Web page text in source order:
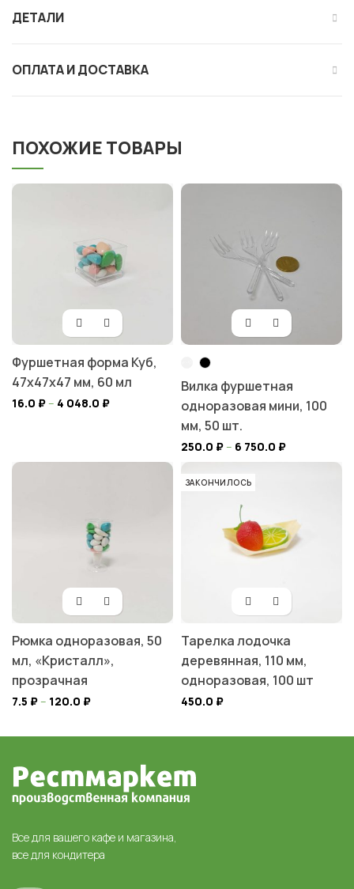
ДЕТАЛИ
ОПЛАТА И ДОСТАВКА
ПОХОЖИЕ ТОВАРЫ
Фуршетная форма Куб,
47x47x47 мм, 60 мл
16.0 ₽– 4 048.0 ₽
Вилка фуршетная
одноразовая мини, 100
мм, 50 шт.
250.0 ₽– 6 750.0 ₽
Рюмка одноразовая, 50
мл, «Кристалл»,
прозрачная
7.5 ₽– 120.0 ₽
ЗАКОНЧИЛОСЬ
Тарелка лодочка
деревянная, 110 мм,
одноразовая, 100 шт
450.0 ₽
Все для вашего кафе и магазина,
все для кондитера